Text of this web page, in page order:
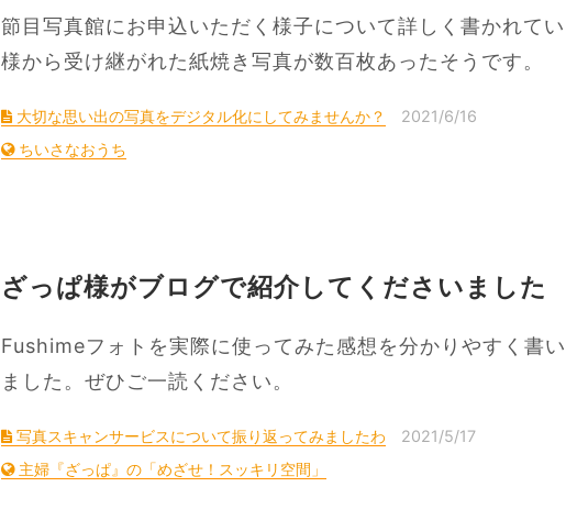
節目写真館にお申込いただく様子について詳しく書かれて
様から受け継がれた紙焼き写真が数百枚あったそうです。
大切な思い出の写真をデジタル化にしてみませんか？
2021/6/16
ちいさなおうち
ざっぱ様がブログで紹介してくださいました
Fushimeフォトを実際に使ってみた感想を分かりやすく書
ました。ぜひご一読ください。
写真スキャンサービスについて振り返ってみましたわ
2021/5/17
主婦『ざっぱ』の「めざせ！スッキリ空間」